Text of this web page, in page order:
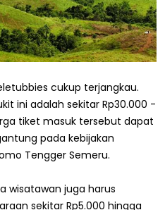
cukup terjangkau.
ini adalah sekitar Rp30.000 -
tiket masuk tersebut dapat
pada kebijakan
Tengger Semeru.
wisatawan juga harus
sekitar Rp5.000 hingga